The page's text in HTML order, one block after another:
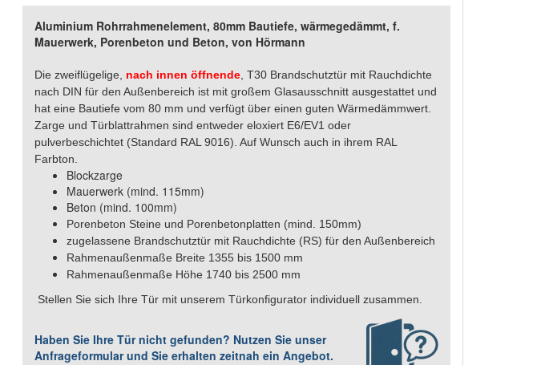
Aluminium Rohrrahmenelement, 80mm Bautiefe, wärmegedämmt, f.
Mauerwerk, Porenbeton und Beton, von Hörmann
Die zweiflügelige, nach innen öffnende , T30 Brandschutztür mit Rauchdichte
nach DIN für den Außenbereich ist mit großem Glasausschnitt ausgestattet und
hat eine Bautiefe vom 80 mm und verfügt über einen guten Wärmedämmwert.
Zarge und Türblattrahmen sind entweder eloxiert E6/EV1 oder
pulverbeschichtet (Standard RAL 9016). Auf Wunsch auch in ihrem RAL
Farbton.
Blockzarge
Mauerwerk (mind. 115mm)
Beton (mind. 100mm)
Porenbeton Steine und Porenbetonplatten (mind. 150mm)
zugelassene Brandschutztür mit Rauchdichte (RS) für den Außenbereich
Rahmenaußenmaße Breite 1355 bis 1500 mm
Rahmenaußenmaße Höhe 1740 bis 2500 mm
Stellen Sie sich Ihre Tür mit unserem Türkonfigurator individuell zusammen.
Haben Sie Ihre Tür nicht gefunden? Nutzen Sie unser
Anfrageformular und Sie erhalten zeitnah ein Angebot.